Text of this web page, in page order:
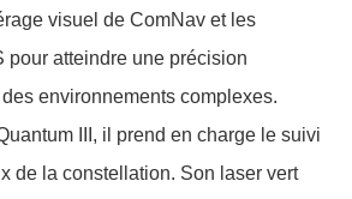
visuel de ComNav et les
pour atteindre une précision
environnements complexes.
III, il prend en charge le suivi
de la constellation. Son laser vert